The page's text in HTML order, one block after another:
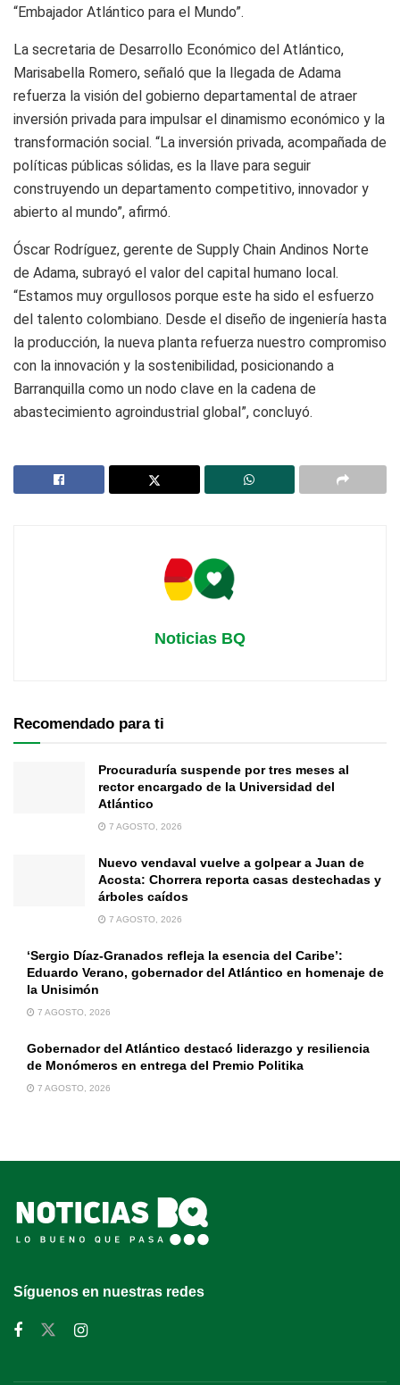
“Embajador Atlántico para el Mundo”.
La secretaria de Desarrollo Económico del Atlántico,
Marisabella Romero, señaló que la llegada de Adama
refuerza la visión del gobierno departamental de atraer
inversión privada para impulsar el dinamismo económico y la
transformación social. “La inversión privada, acompañada de
políticas públicas sólidas, es la llave para seguir
construyendo un departamento competitivo, innovador y
abierto al mundo”, afirmó.
Óscar Rodríguez, gerente de Supply Chain Andinos Norte
de Adama, subrayó el valor del capital humano local.
“Estamos muy orgullosos porque este ha sido el esfuerzo
del talento colombiano. Desde el diseño de ingeniería hasta
la producción, la nueva planta refuerza nuestro compromiso
con la innovación y la sostenibilidad, posicionando a
Barranquilla como un nodo clave en la cadena de
abastecimiento agroindustrial global”, concluyó.
Noticias BQ
Recomendado para ti
Procuraduría suspende por tres meses al
rector encargado de la Universidad del
Atlántico
7 AGOSTO, 2026
Nuevo vendaval vuelve a golpear a Juan de
Acosta: Chorrera reporta casas destechadas y
árboles caídos
7 AGOSTO, 2026
‘Sergio Díaz-Granados refleja la esencia del Caribe’:
Eduardo Verano, gobernador del Atlántico en homenaje de
la Unisimón
7 AGOSTO, 2026
Gobernador del Atlántico destacó liderazgo y resiliencia
de Monómeros en entrega del Premio Politika
7 AGOSTO, 2026
Síguenos en nuestras redes